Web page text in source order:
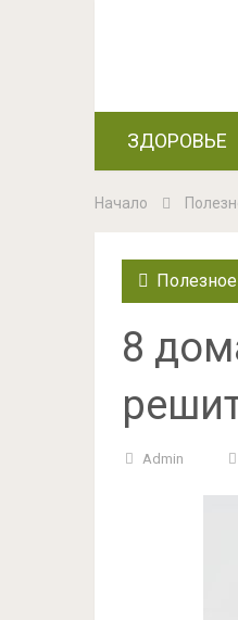
ЗДОРОВЬЕ
Начало
Полезное
8
Admin